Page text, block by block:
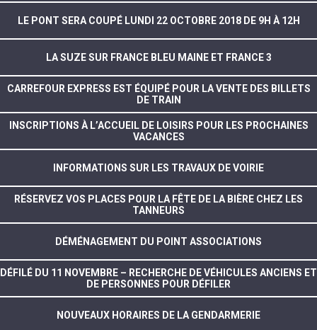
LE PONT SERA COUPÉ LUNDI 22 OCTOBRE 2018 DE 9H À 12H
LA SUZE SUR FRANCE BLEU MAINE ET FRANCE 3
CARREFOUR EXPRESS EST ÉQUIPÉ POUR LA VENTE DES BILLETS
DE TRAIN
INSCRIPTIONS À L’ACCUEIL DE LOISIRS POUR LES PROCHAINES
VACANCES
INFORMATIONS SUR LES TRAVAUX DE VOIRIE
RÉSERVEZ VOS PLACES POUR LA FÊTE DE LA BIÈRE CHEZ LES
TANNEURS
DÉMÉNAGEMENT DU POINT ASSOCIATIONS
DÉFILÉ DU 11 NOVEMBRE – RECHERCHE DE VÉHICULES ANCIENS ET
DE PERSONNES POUR DÉFILER
NOUVEAUX HORAIRES DE LA GENDARMERIE